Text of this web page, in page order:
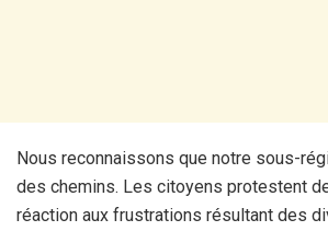
Nous reconnaissons que notre sous-
des chemins. Les citoyens protestent
réaction aux frustrations résultant des